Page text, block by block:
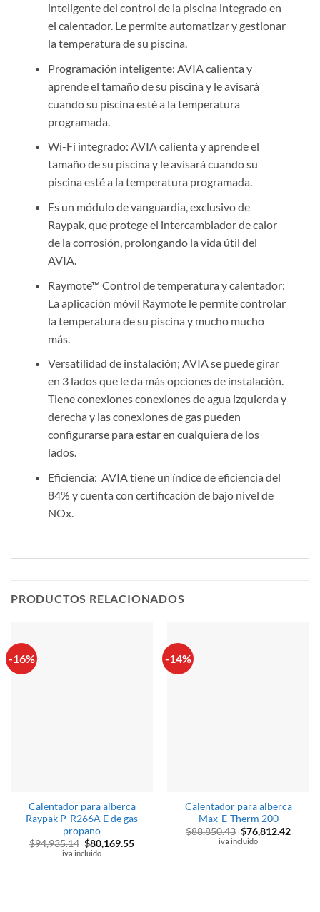
inteligente del control de la piscina integrado en
el calentador. Le permite automatizar y gestionar
la temperatura de su piscina.
Programación inteligente: AVIA calienta y
aprende el tamaño de su piscina y le avisará
cuando su piscina esté a la temperatura
programada.
Wi-Fi integrado: AVIA calienta y aprende el
tamaño de su piscina y le avisará cuando su
piscina esté a la temperatura programada.
Es un módulo de vanguardia, exclusivo de
Raypak, que protege el intercambiador de calor
de la corrosión, prolongando la vida útil del
AVIA.
Raymote™ Control de temperatura y calentador:
La aplicación móvil Raymote le permite controlar
la temperatura de su piscina y mucho mucho
más.
Versatilidad de instalación; AVIA se puede girar
en 3 lados que le da más opciones de instalación.
Tiene conexiones conexiones de agua izquierda y
derecha y las conexiones de gas pueden
configurarse para estar en cualquiera de los
lados.
Eficiencia: AVIA tiene un índice de eficiencia del
84% y cuenta con certificación de bajo nivel de
NOx.
PRODUCTOS RELACIONADOS
-16%
Calentador para alberca
Raypak P-R266A E de gas
propano
$94,935.14 El
precio
$80,169.55El
iva incluido
-14%
Calentador para alberca
Max-E-Therm 200
$88,850.43 El
precio
$76,812.42El
iva incluido